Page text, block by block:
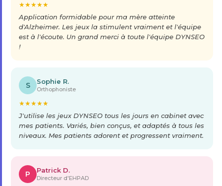
★★★★★
Application formidable pour ma mère atteinte
d'Alzheimer. Les jeux la stimulent vraiment et l'équipe
est à l'écoute. Un grand merci à toute l'équipe DYNSEO
!
S Sophie R.
Orthophoniste
★★★★★
J'utilise les jeux DYNSEO tous les jours en cabinet avec
mes patients. Variés, bien conçus, et adaptés à tous les
niveaux. Mes patients adorent et progressent vraiment.
P Patrick D.
Directeur d'EHPAD